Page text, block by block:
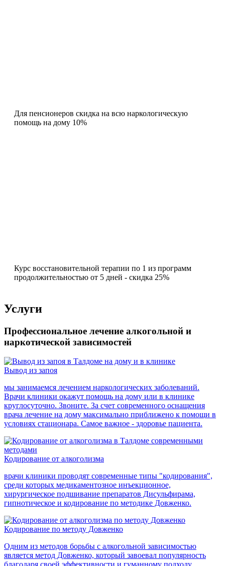
Для пенсионеров скидка на всю наркологическую
помощь на дому 10%
Курс восстановительной терапии по 1 из программ
продолжительностью от 5 дней - скидка 25%
Услуги
Профессиональное лечение алкогольной и
наркотической зависимостей
Вывод из запоя
мы занимаемся лечением наркологических заболеваний.
Врачи клиники окажут помощь на дому или в клинике
круглосуточно. Звоните. За счет современного оснащения
врача лечение на дому максимально приближено к помощи в
условиях стационара. Самое важное - здоровье пациента.
Кодирование от алкоголизма
врачи клиники проводят современные типы "кодирования",
среди которых медикаментозное инъекционное,
хирургическое подшивание препаратов Дисульфирама,
гипнотическое и кодирование по методике Довженко.
Кодирование по методу Довженко
Одним из методов борьбы с алкогольной зависимостью
является метод Довженко, который завоевал популярность